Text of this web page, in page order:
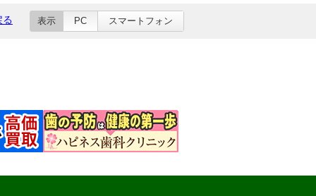
る 表示 PC スマートフォン